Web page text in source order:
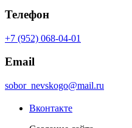
Телефон
+7 (952) 068-04-01
Email
sobor_nevskogo@mail.ru
Вконтакте